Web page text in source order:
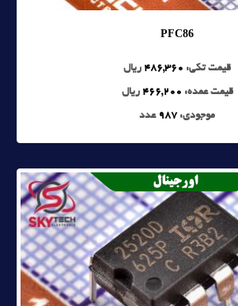
PFC86
قیمت تکی: 486,360 ریال
قیمت عمده: 466,200 ریال
موجودی: 987 عدد